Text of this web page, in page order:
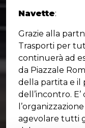
Navette:
Grazie alla
Trasporti per
continuerà ad
da Piazzale
della partita e il
dell’incontro.
agevolare tutti